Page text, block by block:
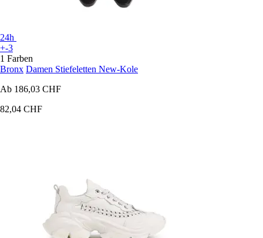
24h
+-3
1 Farben
Bronx Damen Stiefeletten New-Kole
Ab 186,03 CHF
82,04 CHF